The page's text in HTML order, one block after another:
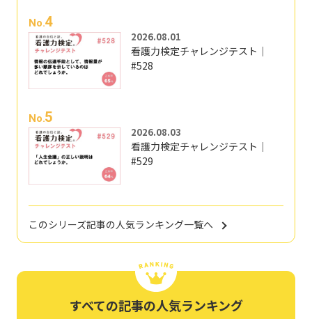
No.4
2026.08.01
看護力検定チャレンジテスト｜
#528
No.5
2026.08.03
看護力検定チャレンジテスト｜
#529
このシリーズ記事の人気ランキング一覧へ
すべての記事の人気ランキング